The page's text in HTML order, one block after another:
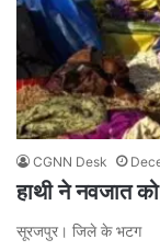
CGNN Desk
हाथी ने नवजात
सूरजपुर। जिले के भटग